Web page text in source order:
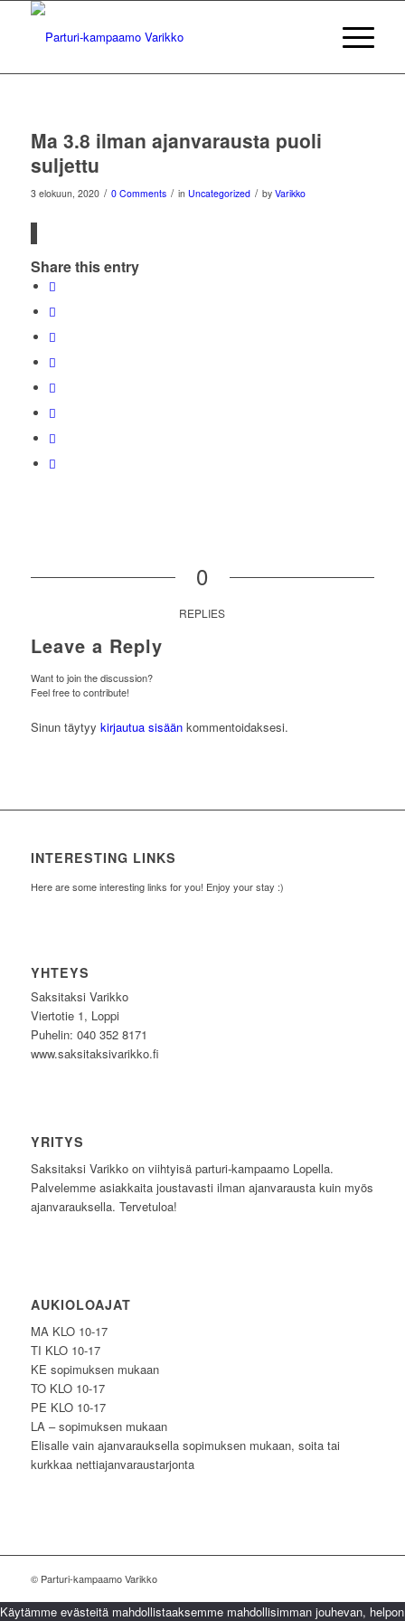
Ma 3.8 ilman ajanvarausta puoli
suljettu
3 elokuun, 2020 / 0 Comments / in Uncategorized / by Varikko
Share this entry
0
REPLIES
Leave a Reply
Want to join the discussion?
Feel free to contribute!
Sinun täytyy kirjautua sisäänkommentoidaksesi.
INTERESTING LINKS
Here are some interesting links for you! Enjoy your stay :)
YHTEYS
Saksitaksi Varikko
Viertotie 1, Loppi
Puhelin: 040 352 8171
www.saksitaksivarikko.fi
YRITYS
Saksitaksi Varikko on viihtyisä parturi-kampaamo Lopella.
Palvelemme asiakkaita joustavasti ilman ajanvarausta kuin myös
ajanvarauksella. Tervetuloa!
AUKIOLOAJAT
MA KLO 10-17
TI KLO 10-17
KE sopimuksen mukaan
TO KLO 10-17
PE KLO 10-17
LA – sopimuksen mukaan
Elisalle vain ajanvarauksella sopimuksen mukaan, soita tai
kurkkaa nettiajanvaraustarjonta
© Parturi-kampaamo Varikko
Käytämme evästeitä mahdollistaaksemme mahdollisimman jouhevan, helpon